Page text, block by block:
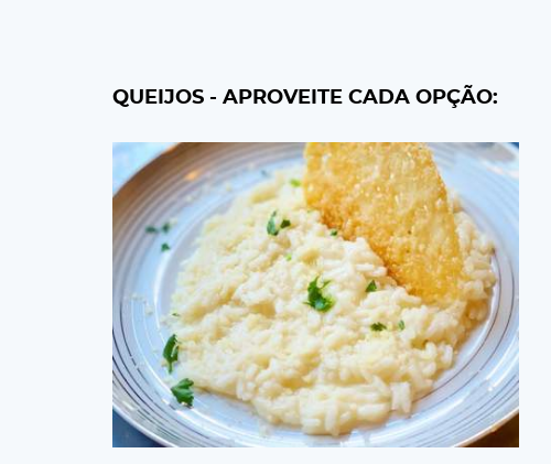
QUEIJOS - APROVEITE CADA OPÇÃO: